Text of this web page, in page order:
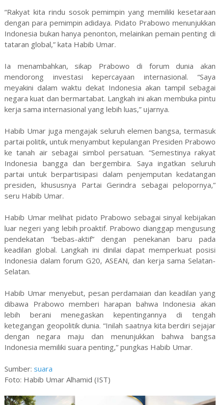
“Rakyat kita rindu sosok pemimpin yang memiliki kesetaraan
dengan para pemimpin adidaya. Pidato Prabowo menunjukkan
Indonesia bukan hanya penonton, melainkan pemain penting di
tataran global,” kata Habib Umar.
Ia menambahkan, sikap Prabowo di forum dunia akan
mendorong investasi kepercayaan internasional. “Saya
meyakini dalam waktu dekat Indonesia akan tampil sebagai
negara kuat dan bermartabat. Langkah ini akan membuka pintu
kerja sama internasional yang lebih luas,” ujarnya.
Habib Umar juga mengajak seluruh elemen bangsa, termasuk
partai politik, untuk menyambut kepulangan Presiden Prabowo
ke tanah air sebagai simbol persatuan. “Semestinya rakyat
Indonesia bangga dan bergembira. Saya ingatkan seluruh
partai untuk berpartisipasi dalam penjemputan kedatangan
presiden, khususnya Partai Gerindra sebagai pelopornya,”
seru Habib Umar.
Habib Umar melihat pidato Prabowo sebagai sinyal kebijakan
luar negeri yang lebih proaktif. Prabowo dianggap mengusung
pendekatan “bebas-aktif” dengan penekanan baru pada
keadilan global. Langkah ini dinilai dapat memperkuat posisi
Indonesia dalam forum G20, ASEAN, dan kerja sama Selatan-
Selatan.
Habib Umar menyebut, pesan perdamaian dan keadilan yang
dibawa Prabowo memberi harapan bahwa Indonesia akan
lebih berani menegaskan kepentingannya di tengah
ketegangan geopolitik dunia. “Inilah saatnya kita berdiri sejajar
dengan negara maju dan menunjukkan bahwa bangsa
Indonesia memiliki suara penting,” pungkas Habib Umar.
Sumber: suara
Foto: Habib Umar Alhamid (IST)